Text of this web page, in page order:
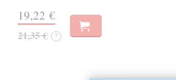
19,22 €
21,35 € ?